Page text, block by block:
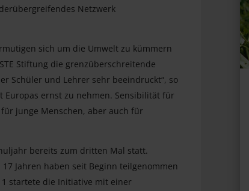
Netzwerk
sich um die Umwelt zu kümmern
Stiftung die grenzüberschreitende
Schüler und Lehrer sehr beeindruckt“, so
Europas ernst zu nehmen. Sensibilität für
junge Menschen, aber auch für
bereits zum dritten Mal statt.
Jahren haben seit Beginn teilgenommen
startete die Initiative mit einer